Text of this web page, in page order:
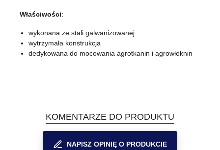
Właściwości:
wykonana ze stali galwanizowanej
wytrzymała konstrukcja
dedykowana do mocowania agrotkanin i agrowłoknin
KOMENTARZE DO PRODUKTU
NAPISZ OPINIĘ O PRODUKCIE